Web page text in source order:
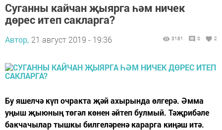
Суганны кайчан җыярга һәм ничек
дөрес итеп сакларга?
Автор, 21 август 2019 - 19:36 3181 0 2
Бу яшелчә күп очракта җәй ахырында өлгерә. Әмма
уңыш җыюның төгәл көнен әйтеп булмый. Тәҗрибәле
бакчачылар тышкы билгеләренә карарга киңәш итә.